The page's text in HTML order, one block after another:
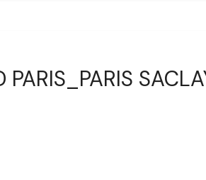
PARIS_PARIS